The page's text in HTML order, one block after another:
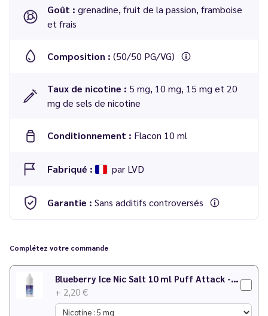
Goût : grenadine, fruit de la passion, framboise
et frais
Composition : (50/50 PG/VG)
Taux de nicotine : 5 mg, 10 mg, 15 mg et 20
mg de sels de nicotine
Conditionnement : Flacon 10 ml
Fabriqué : par LVD
Garantie : Sans additifs controversés
eliquides Puff Attack.
Complétez votre commande
Blueberry Ice Nic Salt 10 ml Puff Attack - Le Vapoteur Discount
+ 2,20 €